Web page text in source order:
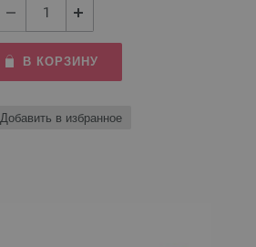
В КОРЗИНУ
Добавить в избранное